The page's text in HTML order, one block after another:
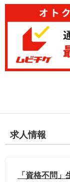
求人情報
「資格不問